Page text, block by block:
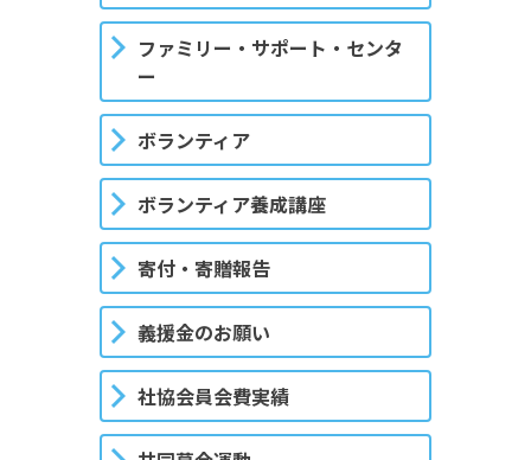
ファミリー・サポート・センタ
ー
ボランティア
ボランティア養成講座
寄付・寄贈報告
義援金のお願い
社協会員会費実績